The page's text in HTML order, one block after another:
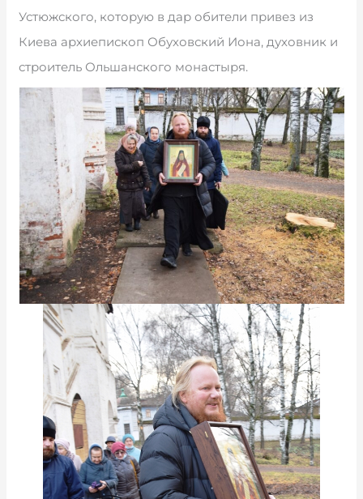
Устюжского, которую в дар обители привез из
Киева архиепископ Обуховский Иона, духовник и
строитель Ольшанского монастыря.